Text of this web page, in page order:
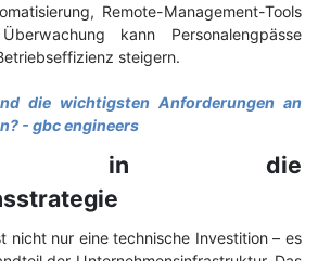
Remote-Management-Tools
kann Personalengpässe
steigern.
die wichtigsten Anforderungen an
- gbc engineers
in die
nicht nur eine technische Investition – es